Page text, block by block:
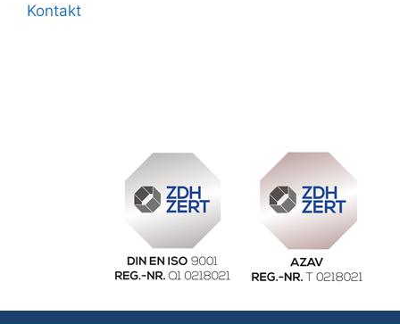
Kontakt